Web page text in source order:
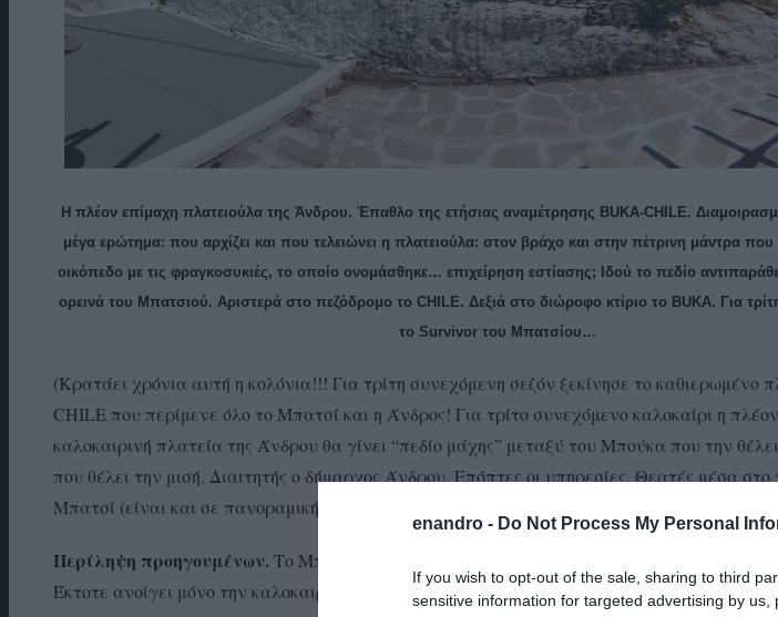
enandro - Do Not Process My Personal
If you wish to opt-out of the sale, sharing to third
sensitive information for targeted advertising by
Η πλέον επίμαχη πλατειούλα της Άνδρου. Έπαθλο της ετήσιας αναμέτρησης BUKA-CHILE.
μέγα ερώτημα: που αρχίζει και που τελειώνει η πλατειούλα: στον βράχο και στην πέτρινη μάντρα που
οικόπεδο με τις φραγκοσυκιές, το οποίο ονομάσθηκε… επιχείρηση εστίασης; Ιδού το πεδίο
ορεινά του Μπατσιού. Αριστερά στο πεζόδρομο το CHILE. Δεξιά στο διώροφο κτίριο το BUKA. Για
το Survivor του Μπατσίου…
(Κρατάει χρόνια αυτή η κολόνια!!! Για τρίτη συνεχόμενη σεζόν ξεκίνησε το καθιερωμένο
CHILE που περίμενε όλο το Μπατσί και η Άνδρος! Για τρίτο συνεχόμενο καλοκαίρι η
καλοκαιρινή πλατεία της Άνδρου θα γίνει “πεδίο μάχης” μεταξύ του Μπούκα που την
που θέλει την μισή. Διαιτητής ο δήμαρχος Άνδρου. Επόπτες οι υπηρεσίες. Θεατές μέσα στο
Μπατσί (είναι και σε πανοραμική θέση “η μικρή πλατεία, η αστεία…”). Τηλεοπτική
Περίληψη προηγουμένων. Το Μπούκα ξεκινά με φόρα ως μπαρ στα ορεινά του Μπατσιού
Έκτοτε ανοίγει μόνο την καλοκαιρινή σεζόν. Το 2019 ανοίγει ως μπαρ – μια γωνία